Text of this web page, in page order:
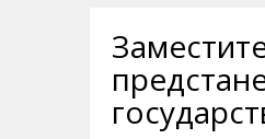
Их надо знать.
Магадана и
Наркоте нет
Аэропорт
Полицейских не